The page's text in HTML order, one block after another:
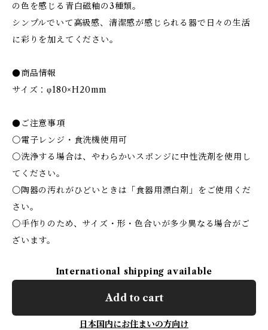
の色を感じる青白磁釉の3種類。
シンプルでいて高級感、清潔感が感じられる器で日々の生活
に彩りを加えてください。
●商品情報
サイズ：φ180×H20mm
●ご注意事項
〇電子レンジ・食洗機使用可
〇洗浄する場合は、やわらかいスポンジに中性洗剤を使用し
てください。
〇陶器の汚れがひどいときは「食器用漂白剤」をご使用くだ
さい。
〇手作りのため、サイズ・形・色合いが多少異なる場合がご
ざいます。
International shipping available
Add to cart
日本国内にお住まいの方向け